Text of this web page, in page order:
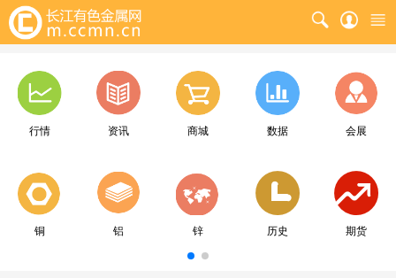
行情 资讯 商城 数据 会展
铜 铝 锌 历史 期货